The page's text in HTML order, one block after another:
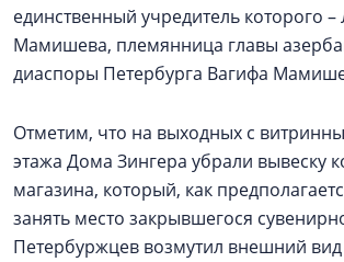
единственный учредитель которого –
Мамишева, племянница главы
диаспоры Петербурга Вагифа
Отметим, что на выходных с
этажа Дома Зингера убрали вывеску
магазина, который, как
занять место закрывшегося
Петербуржцев возмутил внешний